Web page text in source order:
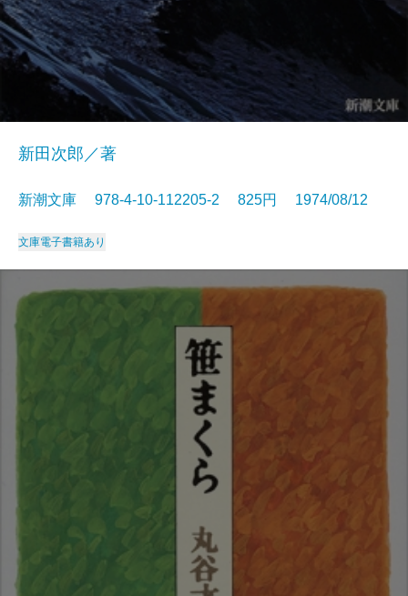
新田次郎／著
新潮文庫 978-4-10-112205-2 825円 1974/08/12
文庫電子書籍あり